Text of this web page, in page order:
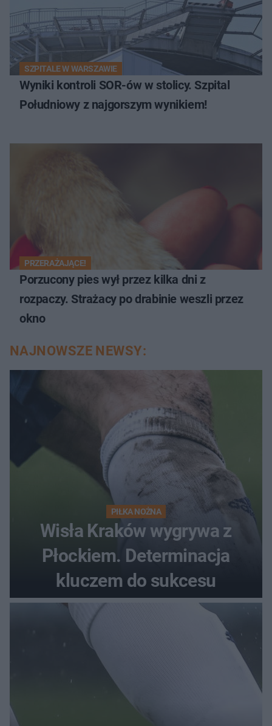
SZPITALE W WARSZAWIE
Wyniki kontroli SOR-ów w stolicy. Szpital
Południowy z najgorszym wynikiem!
PRZERAŻAJĄCE!
Porzucony pies wył przez kilka dni z
rozpaczy. Strażacy po drabinie weszli przez
okno
NAJNOWSZE NEWSY:
PIŁKA NOŻNA
Wisła Kraków wygrywa z
Płockiem. Determinacja
kluczem do sukcesu